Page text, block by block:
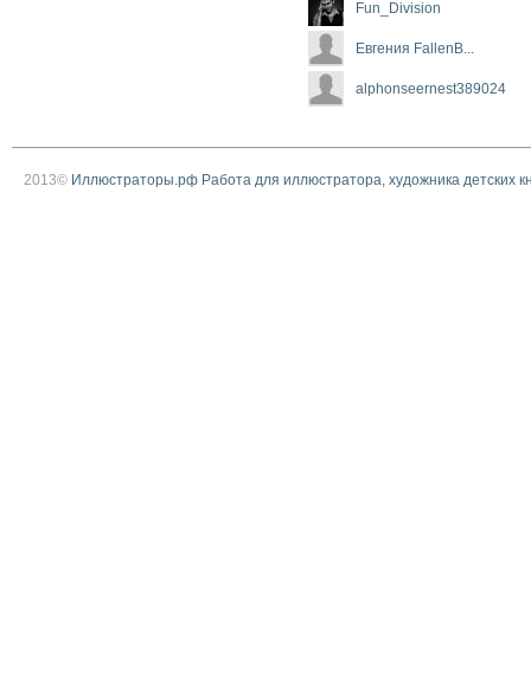
Fun_Division
Евгения FallenB...
alphonseernest389024
2013© Иллюстраторы.рф Работа для иллюстратора, художника детских